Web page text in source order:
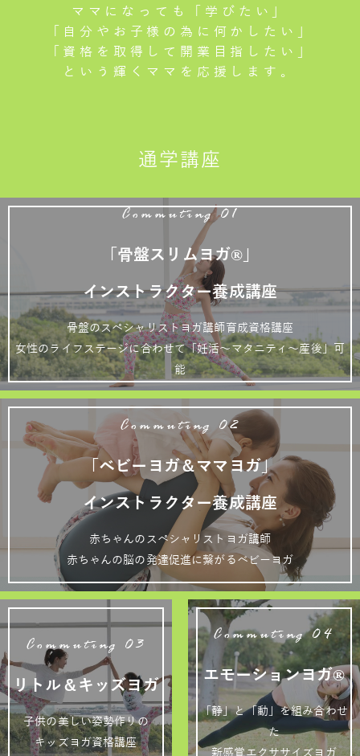
ママになっても「学びたい」
「自分やお子様の為に何かしたい」
「資格を取得して開業目指したい」
という輝くママを応援します。
通学講座
Commuting 01
「骨盤スリムヨガ®」
インストラクター養成講座
骨盤のスペシャリストヨガ講師育成資格講座
女性のライフステージに合わせて「妊活～マタニティ～産後」可
能
Commuting 02
「ベビーヨガ＆ママヨガ」
インストラクター養成講座
赤ちゃんのスペシャリストヨガ講師
赤ちゃんの脳の発達促進に繋がるベビーヨガ
Commuting 03
リトル＆キッズヨガ
子供の美しい姿勢作りの
キッズヨガ資格講座
Commuting 04
エモーションヨガ®
「静」と「動」を組み合わせ
た
新感覚エクササイズヨガ